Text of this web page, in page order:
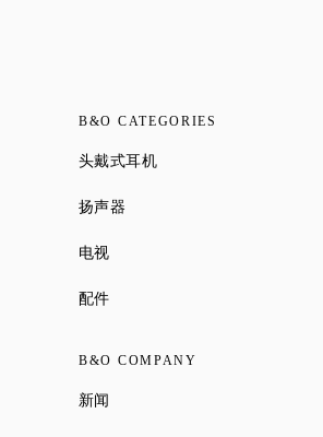
B&O CATEGORIES
头戴式耳机
扬声器
电视
配件Link Opens in New Tab
New Tab
B&O COMPANY
新闻